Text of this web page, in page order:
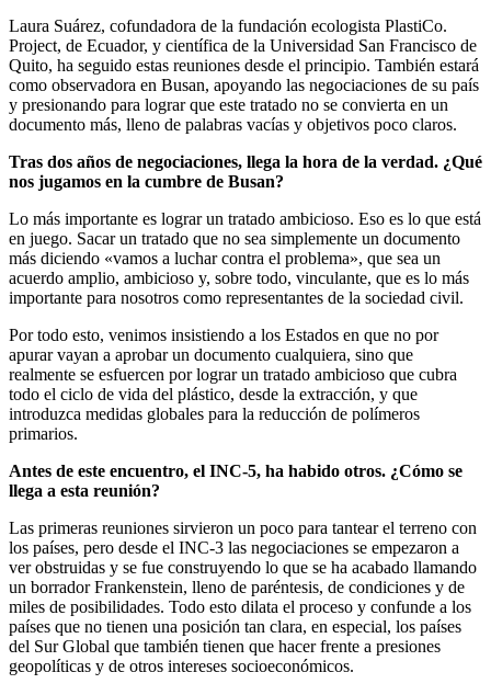
Laura Suárez, cofundadora de la fundación ecologista PlastiCo.
Project, de Ecuador, y científica de la Universidad San Francisco de
Quito, ha seguido estas reuniones desde el principio. También estará
como observadora en Busan, apoyando las negociaciones de su país
y presionando para lograr que este tratado no se convierta en un
documento más, lleno de palabras vacías y objetivos poco claros.
Tras dos años de negociaciones, llega la hora de la verdad. ¿Qué
nos jugamos en la cumbre de Busan?
Lo más importante es lograr un tratado ambicioso. Eso es lo que está
en juego. Sacar un tratado que no sea simplemente un documento
más diciendo «vamos a luchar contra el problema», que sea un
acuerdo amplio, ambicioso y, sobre todo, vinculante, que es lo más
importante para nosotros como representantes de la sociedad civil.
Por todo esto, venimos insistiendo a los Estados en que no por
apurar vayan a aprobar un documento cualquiera, sino que
realmente se esfuercen por lograr un tratado ambicioso que cubra
todo el ciclo de vida del plástico, desde la extracción, y que
introduzca medidas globales para la reducción de polímeros
primarios.
Antes de este encuentro, el INC-5, ha habido otros. ¿Cómo se
llega a esta reunión?
Las primeras reuniones sirvieron un poco para tantear el terreno con
los países, pero desde el INC-3 las negociaciones se empezaron a
ver obstruidas y se fue construyendo lo que se ha acabado llamando
un borrador Frankenstein, lleno de paréntesis, de condiciones y de
miles de posibilidades. Todo esto dilata el proceso y confunde a los
países que no tienen una posición tan clara, en especial, los países
del Sur Global que también tienen que hacer frente a presiones
geopolíticas y de otros intereses socioeconómicos.